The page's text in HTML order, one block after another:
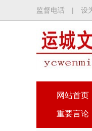
监督电话 | 设
网站首页
重要言论